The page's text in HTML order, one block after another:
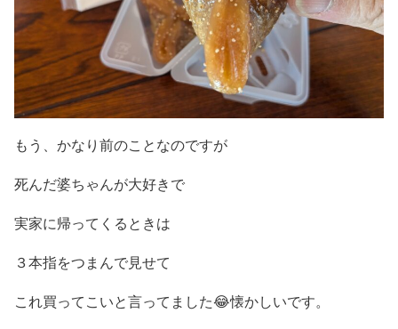
もう、かなり前のことなのですが
死んだ婆ちゃんが大好きで
実家に帰ってくるときは
３本指をつまんで見せて
これ買ってこいと言ってました😂懐かしいです。